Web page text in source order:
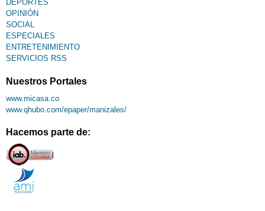
DEPORTES
OPINIÓN
SOCIAL
ESPECIALES
ENTRETENIMIENTO
SERVICIOS RSS
Nuestros Portales
www.micasa.co
www.qhubo.com/epaper/manizales/
Hacemos parte de: